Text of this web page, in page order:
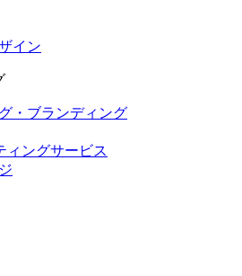
イン
・ブランディング
ィングサービス